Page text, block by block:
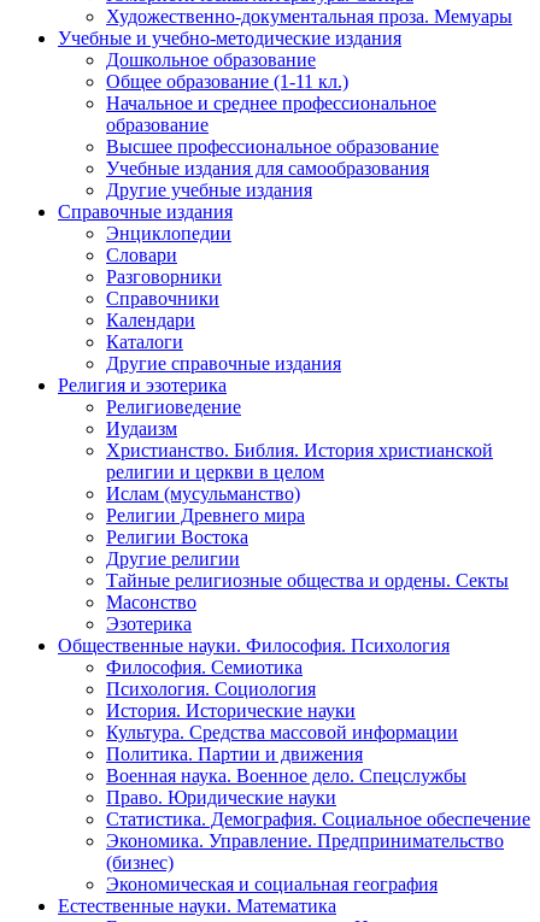
Художественно-документальная проза. Мемуары
Учебные и учебно-методические издания
Дошкольное образование
Общее образование (1-11 кл.)
Начальное и среднее профессиональное
образование
Высшее профессиональное образование
Учебные издания для самообразования
Другие учебные издания
Справочные издания
Энциклопедии
Словари
Разговорники
Справочники
Календари
Каталоги
Другие справочные издания
Религия и эзотерика
Религиоведение
Иудаизм
Христианство. Библия. История христианской
религии и церкви в целом
Ислам (мусульманство)
Религии Древнего мира
Религии Востока
Другие религии
Тайные религиозные общества и ордены. Секты
Масонство
Эзотерика
Общественные науки. Философия. Психология
Философия. Семиотика
Психология. Социология
История. Исторические науки
Культура. Средства массовой информации
Политика. Партии и движения
Военная наука. Военное дело. Спецслужбы
Право. Юридические науки
Статистика. Демография. Социальное обеспечение
Экономика. Управление. Предпринимательство
(бизнес)
Экономическая и социальная география
Естественные науки. Математика